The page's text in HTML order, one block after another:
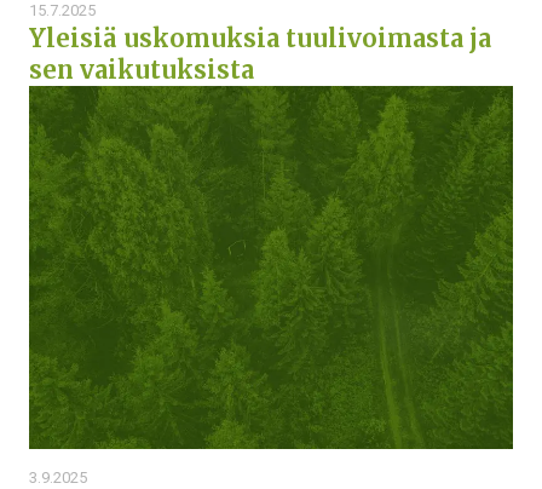
15.7.2025
Yleisiä uskomuksia tuulivoimasta ja
sen vaikutuksista
3.9.2025